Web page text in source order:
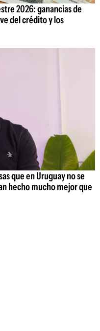
2026: ganancias de
del crédito y los
que en Uruguay no se
hecho mucho mejor que